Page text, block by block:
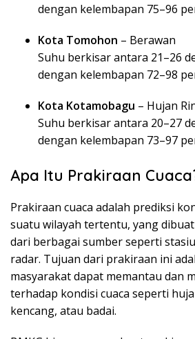
dengan kelembapan 75–96
Kota Tomohon – Berawan
Suhu berkisar antara 21–26
dengan kelembapan 72–98
Kota Kotamobagu – Hujan
Suhu berkisar antara 20–27
dengan kelembapan 73–97
Apa Itu Prakiraan
Prakiraan cuaca adalah prediksi
suatu wilayah tertentu, yang
dari berbagai sumber seperti
radar. Tujuan dari prakiraan ini
masyarakat dapat memantau dan
terhadap kondisi cuaca seperti
kencang, atau badai.